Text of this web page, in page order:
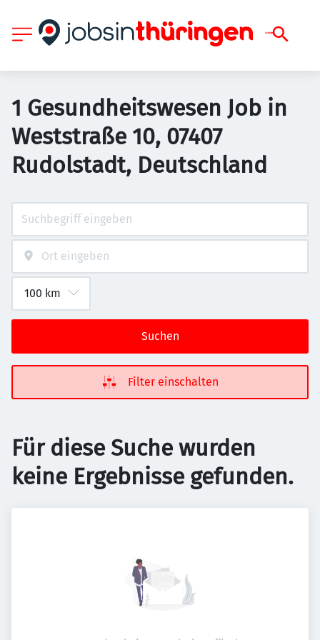
1 Gesundheitswesen Job in
Weststraße 10, 07407
Rudolstadt, Deutschland
Suchen
Filter einschalten
Für diese Suche wurden
keine Ergebnisse gefunden.